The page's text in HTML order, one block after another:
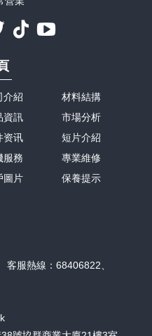
介紹
資訊
资讯
服務
圖片
材料結搆
市場分析
短片介紹
專業維修
保養提示
服熱線：68406822、